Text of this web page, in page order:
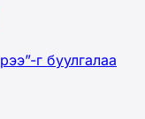
г буулгалаа